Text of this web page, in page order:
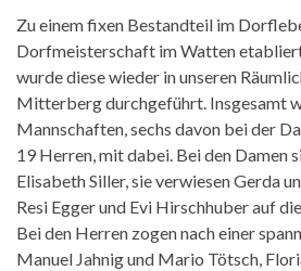
Zu einem fixen Bestandteil im
Dorfmeisterschaft im Watten
wurde diese wieder in unseren
Mitterberg durchgeführt. Insgesamt
Mannschaften, sechs davon bei der
19 Herren, mit dabei. Bei den Damen
Elisabeth Siller, sie verwiesen Gerda
Resi Egger und Evi Hirschhuber auf
Bei den Herren zogen nach einer
Manuel Jahnig und Mario Tötsch,